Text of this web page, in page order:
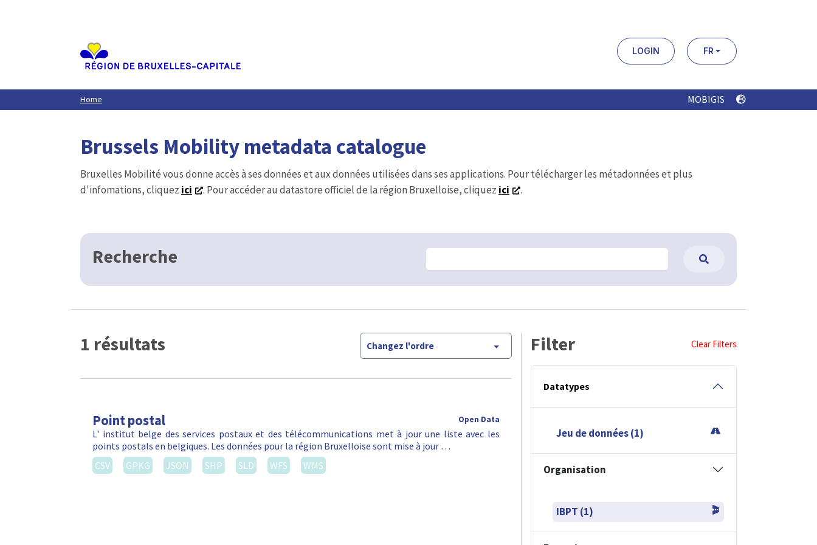
LOGIN FR
Home MOBIGIS
Brussels Mobility metadata catalogue
Bruxelles Mobilité vous donne accès à ses données et aux données utilisées dans ses applications. Pour télécharger les métadonnées et plus
d'infomations, cliquez ici . Pour accéder au datastore officiel de la région Bruxelloise, cliquez ici .
Recherche
1 résultats Changez l'ordre
Point postal Open Data
L' institut belge des services postaux et des télécommunications met à jour une liste avec les
points postals en belgiques. Les données pour la région Bruxelloise sont mise à jour …
CSV
GPKG JSON SHP SLD WFS WMS
Filter Clear Filters
Datatypes
Jeu de données (1)
Organisation
IBPT (1)